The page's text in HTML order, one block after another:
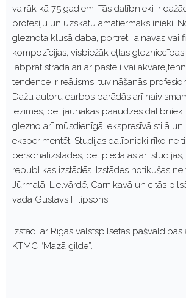
vairāk kā 75 gadiem. Tās dalībnieki ir
profesiju un uzskatu amatiermākslinieki.
gleznota klusā daba, portreti, ainavas vai
kompozīcijas, visbiežāk eļļas glezniecības
labprāt strādā arī ar pasteli vai
tendence ir reālisms, tuvināšanās
Dažu autoru darbos parādās arī
iezīmes, bet jaunākās paaudzes
glezno arī mūsdienīgā, ekspresīvā stilā un
eksperimentēt. Studijas dalībnieki rīko ne
personālizstādes, bet piedalās arī
republikas izstādēs. Izstādes notikušas ne
Jūrmalā, Lielvārdē, Carnikavā un citās
vada Gustavs Filipsons.
Izstādi ar Rīgas valstspilsētas pašvaldības
KTMC “Mazā ģilde”.